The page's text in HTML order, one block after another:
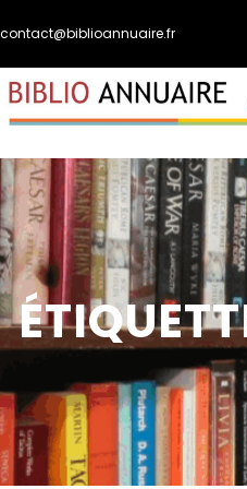
au
contenu
contact@biblioannuaire.fr